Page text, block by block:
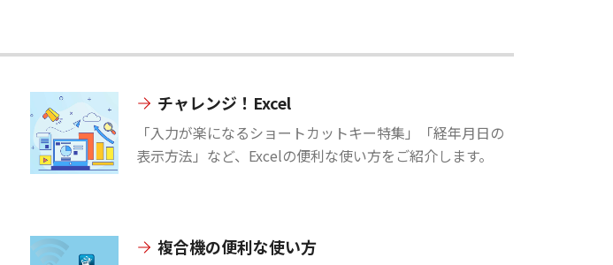
チャレンジ！Excel
「入力が楽になるショートカットキー特集」「経年月日の
表示方法」など、Excelの便利な使い方をご紹介します。
複合機の便利な使い方